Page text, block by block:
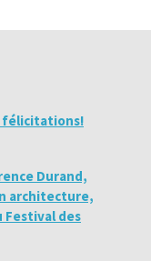
félicitations!
Durand,
architecture,
Festival des